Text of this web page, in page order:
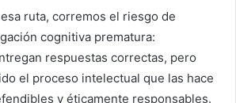
ruta, corremos el riesgo de
cognitiva prematura:
respuestas correctas, pero
el proceso intelectual que las hace
y éticamente responsables.